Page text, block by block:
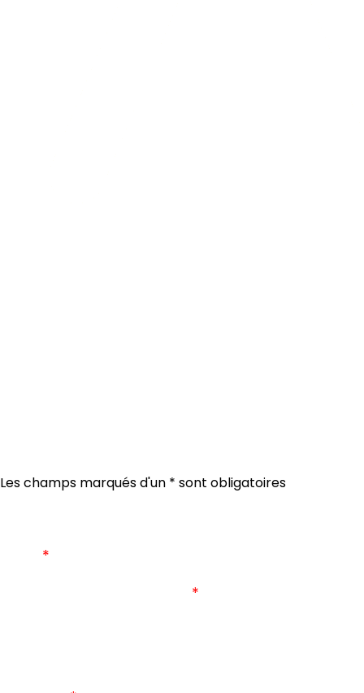
Les champs marqués d'un * sont obligatoires
*
*